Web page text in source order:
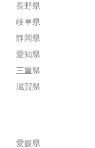
長野県
岐阜県
静岡県
愛知県
三重県
滋賀県
愛媛県